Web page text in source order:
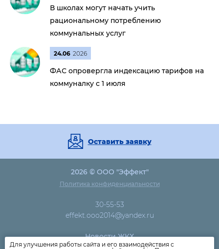
В школах могут начать учить
рациональному потреблению
коммунальных услуг
24.06 2026
ФАС опровергла индексацию тарифов на
коммуналку с 1 июля
Оставить заявку
2026 © ООО "Эффект"
Политика конфиденциальности
30-55-53
effekt.ooo2014@yandex.ru
Новости ЖКХ
Для улучшения работы сайта и его взаимодействия с